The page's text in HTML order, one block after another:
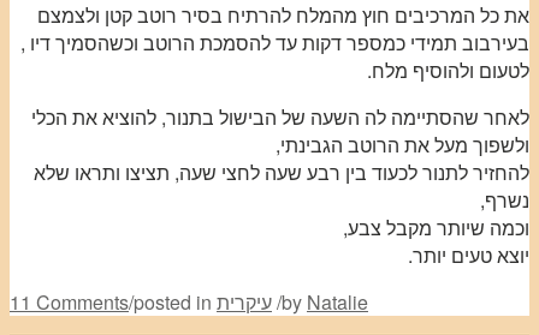
את כל המרכיבים חוץ מהמלח להרתיח בסיר רוטב קטן ולצמצם
בעירבוב תמידי כמספר דקות עד להסמכת הרוטב וכשהסמיך דיו ,
לטעום ולהוסיף מלח.
לאחר שהסתיימה לה השעה של הבישול בתנור, להוציא את הכלי
ולשפוך מעל את הרוטב הגבינתי,
להחזיר לתנור לכעוד בין רבע שעה לחצי שעה, תציצו ותראו שלא
נשרף,
וכמה שיותר מקבל צבע,
יוצא טעים יותר.
11 Comments/posted in עיקרית/by Natalie